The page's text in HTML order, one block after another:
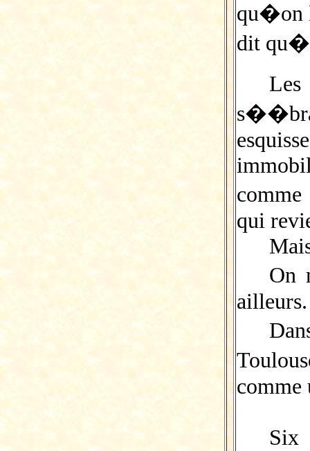
qu�on
dit
qui
On
ailleurs.
comme
Six